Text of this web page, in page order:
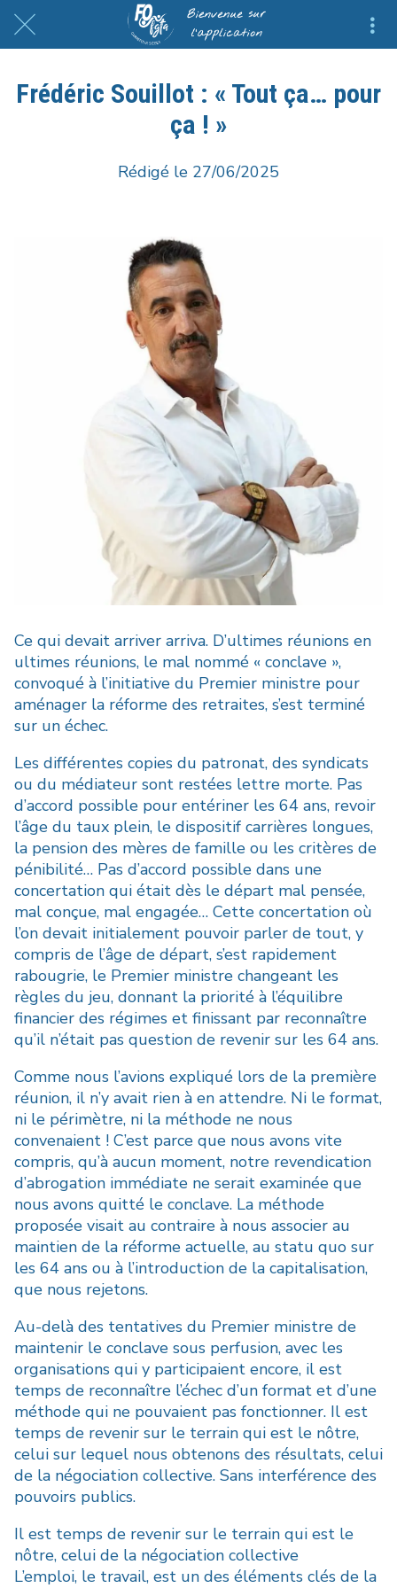
Frédéric Souillot : « Tout ça… pour
ça ! »
Rédigé le 27/06/2025
Ce qui devait arriver arriva. D’ultimes réunions en
ultimes réunions, le mal nommé « conclave »,
convoqué à l’initiative du Premier ministre pour
aménager la réforme des retraites, s’est terminé
sur un échec.
Les différentes copies du patronat, des syndicats
ou du médiateur sont restées lettre morte. Pas
d’accord possible pour entériner les 64 ans, revoir
l’âge du taux plein, le dispositif carrières longues,
la pension des mères de famille ou les critères de
pénibilité… Pas d’accord possible dans une
concertation qui était dès le départ mal pensée,
mal conçue, mal engagée… Cette concertation où
l’on devait initialement pouvoir parler de tout, y
compris de l’âge de départ, s’est rapidement
rabougrie, le Premier ministre changeant les
règles du jeu, donnant la priorité à l’équilibre
financier des régimes et finissant par reconnaître
qu’il n’était pas question de revenir sur les 64 ans.
Comme nous l’avions expliqué lors de la première
réunion, il n’y avait rien à en attendre. Ni le format,
ni le périmètre, ni la méthode ne nous
convenaient ! C’est parce que nous avons vite
compris, qu’à aucun moment, notre revendication
d’abrogation immédiate ne serait examinée que
nous avons quitté le conclave. La méthode
proposée visait au contraire à nous associer au
maintien de la réforme actuelle, au statu quo sur
les 64 ans ou à l’introduction de la capitalisation,
que nous rejetons.
Au-delà des tentatives du Premier ministre de
maintenir le conclave sous perfusion, avec les
organisations qui y participaient encore, il est
temps de reconnaître l’échec d’un format et d’une
méthode qui ne pouvaient pas fonctionner. Il est
temps de revenir sur le terrain qui est le nôtre,
celui sur lequel nous obtenons des résultats, celui
de la négociation collective. Sans interférence des
pouvoirs publics.
Il est temps de revenir sur le terrain qui est le
nôtre, celui de la négociation collective
L’emploi, le travail, est un des éléments clés de la